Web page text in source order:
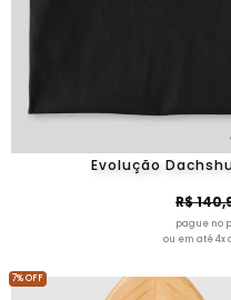
Evolução
R$
pague no
ou em até 4x
7% OFF